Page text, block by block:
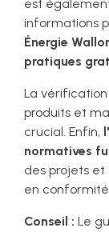
est
informations
Énergie
pratiques
La
produits et
crucial. Enfin,
normatives
des projets et
en
Conseil : Le